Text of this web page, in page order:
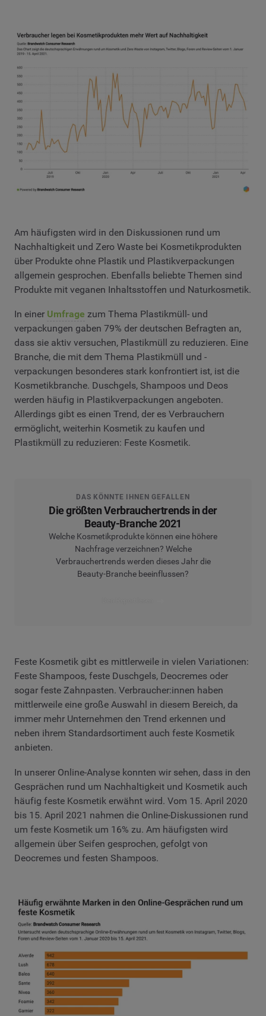
Am häufigsten wird in den Diskussionen rund um
Nachhaltigkeit und Zero Waste bei Kosmetikprodukten
über Produkte ohne Plastik und Plastikverpackungen
allgemein gesprochen. Ebenfalls beliebte Themen sind
Produkte mit veganen Inhaltsstoffen und Naturkosmetik.
In einer Umfrage zum Thema Plastikmüll- und
verpackungen gaben 79% der deutschen Befragten an,
dass sie aktiv versuchen, Plastikmüll zu reduzieren. Eine
Branche, die mit dem Thema Plastikmüll und -
verpackungen besonderes stark konfrontiert ist, ist die
Kosmetikbranche. Duschgels, Shampoos und Deos
werden häufig in Plastikverpackungen angeboten.
Allerdings gibt es einen Trend, der es Verbrauchern
ermöglicht, weiterhin Kosmetik zu kaufen und
Plastikmüll zu reduzieren: Feste Kosmetik.
DAS KÖNNTE IHNEN GEFALLEN
Die größten Verbrauchertrends in der
Beauty-Branche 2021
Welche Kosmetikprodukte können eine höhere
Nachfrage verzeichnen? Welche
Verbrauchertrends werden dieses Jahr die
Beauty-Branche beeinflussen?
Feste Kosmetik gibt es mittlerweile in vielen Variationen:
Feste Shampoos, feste Duschgels, Deocremes oder
sogar feste Zahnpasten. Verbraucher:innen haben
mittlerweile eine große Auswahl in diesem Bereich, da
immer mehr Unternehmen den Trend erkennen und
neben ihrem Standardsortiment auch feste Kosmetik
anbieten.
In unserer Online-Analyse konnten wir sehen, dass in den
Gesprächen rund um Nachhaltigkeit und Kosmetik auch
häufig feste Kosmetik erwähnt wird. Vom 15. April 2020
bis 15. April 2021 nahmen die Online-Diskussionen rund
um feste Kosmetik um 16% zu. Am häufigsten wird
allgemein über Seifen gesprochen, gefolgt von
Deocremes und festen Shampoos.